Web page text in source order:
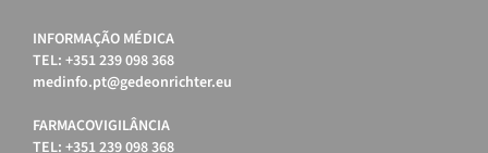
INFORMAÇÃO MÉDICA
TEL: +351 239 098 368
medinfo.pt@gedeonrichter.eu
FARMACOVIGILÂNCIA
TEL: +351 239 098 368